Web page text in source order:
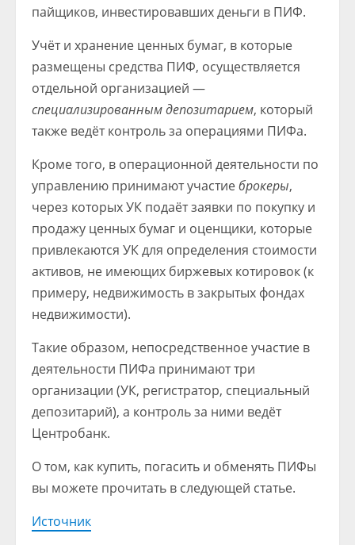
пайщиков, инвестировавших деньги в ПИФ.
Учёт и хранение ценных бумаг, в которые
размещены средства ПИФ, осуществляется
отдельной организацией —
специализированным депозитарием, который
также ведёт контроль за операциями ПИФа.
Кроме того, в операционной деятельности по
управлению принимают участиеброкеры,
через которых УК подаёт заявки по покупку и
продажу ценных бумаг и оценщики, которые
привлекаются УК для определения стоимости
активов, не имеющих биржевых котировок (к
примеру, недвижимость в закрытых фондах
недвижимости).
Такие образом, непосредственное участие в
деятельности ПИФа принимают три
организации (УК, регистратор, специальный
депозитарий), а контроль за ними ведёт
Центробанк.
О том, как купить, погасить и обменять ПИФы
вы можете прочитать в следующей статье.
Источник